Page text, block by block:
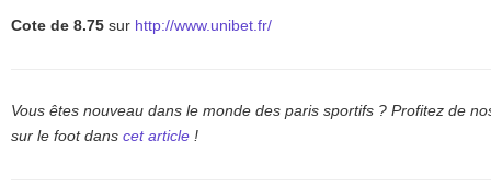
Cote de 8.75 sur http://www.unibet.fr/
Vous êtes nouveau dans le monde des paris sportifs ? Profitez de
sur le foot dans cet article !